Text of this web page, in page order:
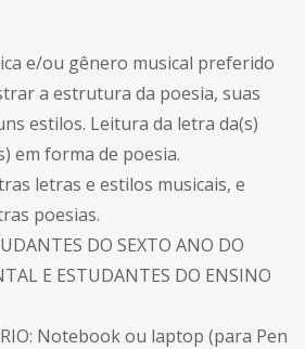
e/ou gênero musical preferido
a estrutura da poesia, suas
estilos. Leitura da letra da(s)
em forma de poesia.
letras e estilos musicais, e
poesias.
DO SEXTO ANO DO
E ESTUDANTES DO ENSINO
Notebook ou laptop (para Pen